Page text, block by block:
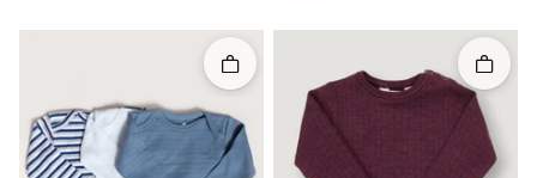
Rapid în coș Rapid